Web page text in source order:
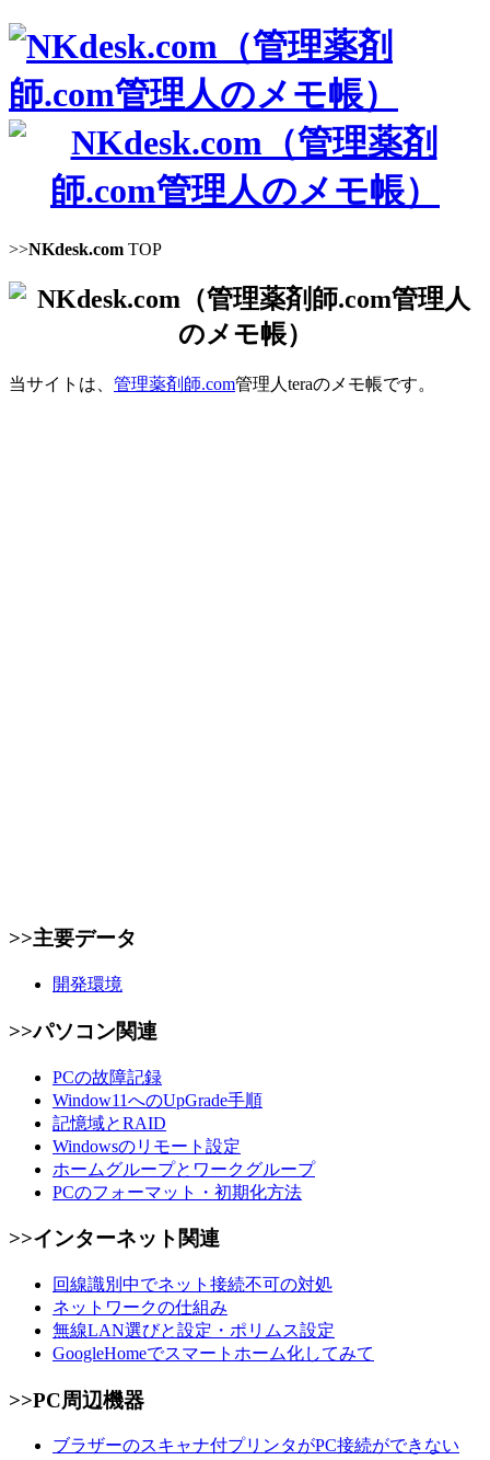
>>NKdesk.com TOP
当サイトは、 管理薬剤師.com管理人teraのメモ帳です。
>>主要データ
開発環境
>>パソコン関連
PCの故障記録
Window11へのUpGrade手順
記憶域とRAID
Windowsのリモート設定
ホームグループとワークグループ
PCのフォーマット・初期化方法
>>インターネット関連
回線識別中でネット接続不可の対処
ネットワークの仕組み
無線LAN選びと設定・ポリムス設定
GoogleHomeでスマートホーム化してみて
>>PC周辺機器
ブラザーのスキャナ付プリンタがPC接続ができない